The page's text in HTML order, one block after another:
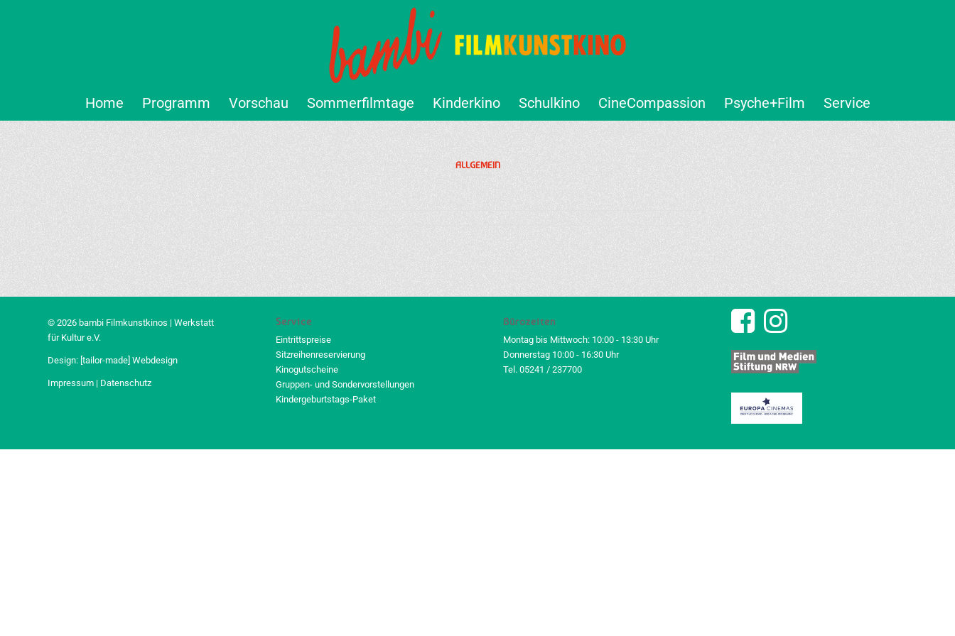
Home Programm Vorschau Sommerfilmtage Kinderkino Schulkino CineCompassion Psyche+Film Service
ALLGEMEIN
© 2026 bambi Filmkunstkinos | Werkstatt
für Kultur e.V.
Design: [tailor-made] Webdesign
Impressum | Datenschutz
Service
Eintrittspreise
Sitzreihenreservierung
Kinogutscheine
Gruppen- und Sondervorstellungen
Kindergeburtstags-Paket
Bürozeiten
Montag bis Mittwoch: 10:00 - 13:30 Uhr
Donnerstag 10:00 - 16:30 Uhr
Tel. 05241 / 237700